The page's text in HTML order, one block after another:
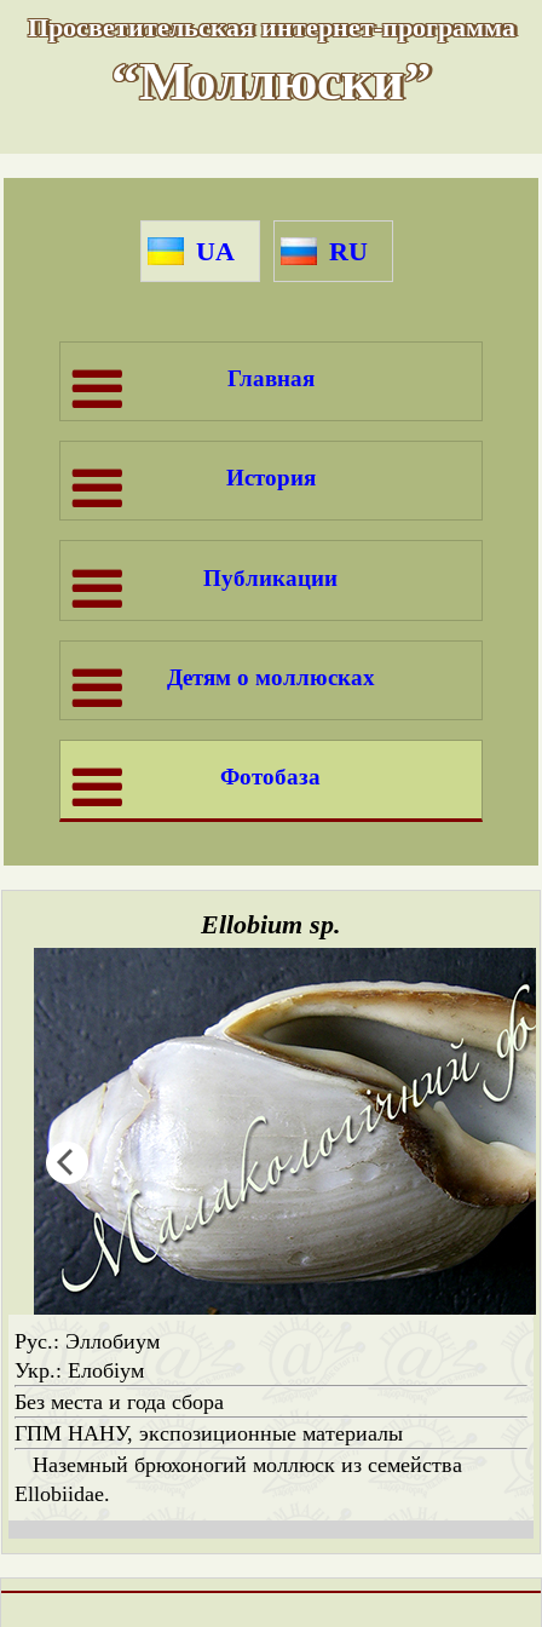
Просветительская интернет-программа
“Моллюски”
UA RU
Главная
История
Публикации
Детям о моллюсках
Фотобаза
Ellobium sp.
Рус.: Эллобиум
Укр.: Елобіум
Без места и года сбора
ГПМ НАНУ, экспозиционные материалы
Наземный брюхоногий моллюск из семейства
Ellobiidae.